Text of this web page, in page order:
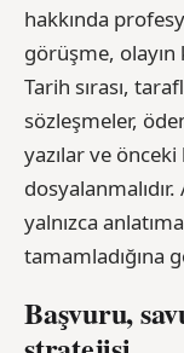
hakkında
görüşme, olayın
Tarih sırası,
sözleşmeler,
yazılar ve
yalnızca
tamamladığına
Başvuru,